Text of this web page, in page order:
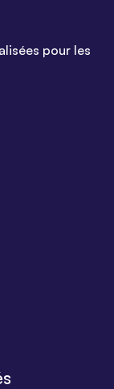
pour les